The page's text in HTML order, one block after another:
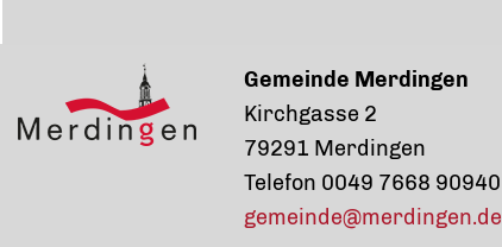
Gemeinde Merdingen
Kirchgasse 2
79291 Merdingen
Telefon 0049 7668 90940
gemeinde@merdingen.de